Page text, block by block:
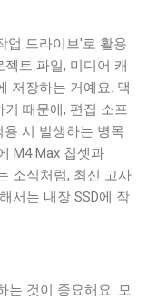
업 드라이브'로 활용
트 파일, 미디어 캐
저장하는 거예요. 맥
기 때문에, 편집 소프
시 발생하는 병목
M4 Max 칩셋과
소식처럼, 최신 고사
서는 내장 SSD에 작
는 것이 중요해요. 모